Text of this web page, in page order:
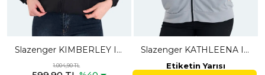
Slazenger KIMBERLEY IN
Kadın Fermuarlı Kapüşonlu
1.004,90 TL
Slazenger KATHLEENA IN
Kadın Oversıze Gri
Etiketin Yarısı